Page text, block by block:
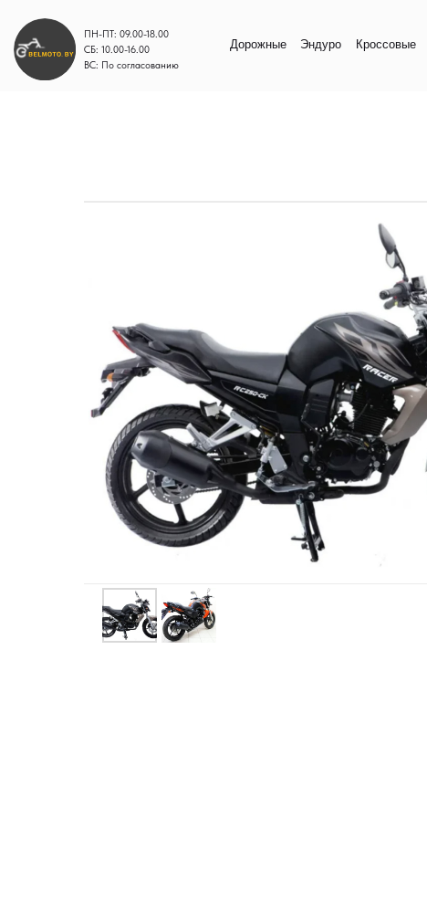
ПН-ПТ: 09.00-18.00
СБ: 10.00-16.00
ВС: По согласованию
Дорожные Эндуро Кроссовые Мопеды